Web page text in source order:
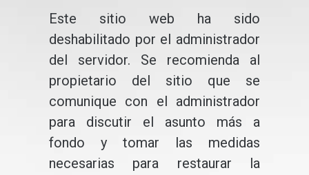
Este sitio web ha sido
deshabilitado por el administrador
del servidor. Se recomienda al
propietario del sitio que se
comunique con el administrador
para discutir el asunto más a
fondo y tomar las medidas
necesarias para restaurar la